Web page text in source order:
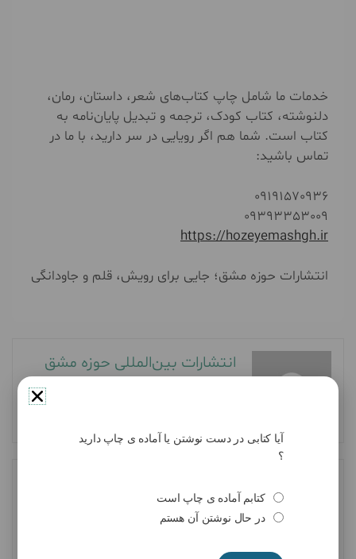
خدمات ما شامل چاپ کتاب‌های شعر، داستان، رمان،
دلنوشته، کتاب کودک، ترجمه و تبدیل پایان‌نامه به
کتاب است. شما هم اگر رویایی در سر دارید، با ما در
تماس باشید:
09191570936
09393353009
https://hozeyemashgh.ir
انتشارات حوزه مشق؛ جایی برای رویش، قلم و جاودانگی
انتشارات بین‌المللی حوزه مشق
اثری از سوفیا جمالی
صوفی از هنرمندان انتشارات
حوزه مشق
هنرمندان انتشارات حوزه
آیا کتابی در دست نوشتن یا آماده ی چاپ دارید
؟
کتابم آماده ی چاپ است
در حال نوشتن آن هستم